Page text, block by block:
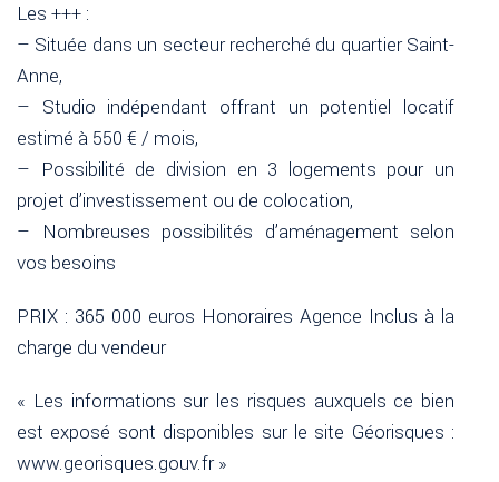
Les +++ :
– Située dans un secteur recherché du quartier Saint-
Anne,
– Studio indépendant offrant un potentiel locatif
estimé à 550 € / mois,
– Possibilité de division en 3 logements pour un
projet d’investissement ou de colocation,
– Nombreuses possibilités d’aménagement selon
vos besoins
PRIX : 365 000 euros Honoraires Agence Inclus à la
charge du vendeur
« Les informations sur les risques auxquels ce bien
est exposé sont disponibles sur le site Géorisques :
www.georisques.gouv.fr »